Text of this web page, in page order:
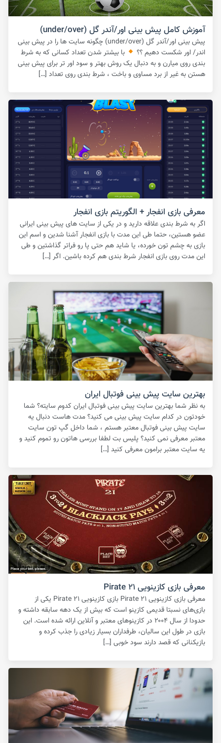
آموزش کامل پیش بینی اور/آندر گل (under/over)
پیش بینی اور/آندر گل (under/over) چگونه سایت ها را در پیش بینی
اندر/ اور شکست دهیم ؟؟
با بیشتر شدن تعداد کسانی که به شرط
بندی روی میارن و به دنبال یک روش بهتر و سود اور تر برای پیش بینی
هستن به غیر از برد مساوی و باخت ، شرط بندی روی تعداد […]
معرفی بازی انفجار + الگوریتم بازی انفجار
اگر به شرط بندی علاقه دارید و در یکی از سایت های پیش بینی ایرانی
عضو هستین، حتما طی این مدت با بازی انفجار آشنا شدین و اسم این
بازی به چشم تون خورده، یا شاید هم حتی پا رو فراتر گذاشتین و طی
این مدت روی بازی انفجار شرط بندی هم کرده باشین. اگر […]
بهترین سایت پیش بینی فوتبال ایران
به نظر شما بهترین سایت پیش بینی فوتبال ایران کدوم سایته؟ شما
خودتون در کدام سایت پیش بینی می کنید؟ مدت هاست دنبال یه
سایت پیش بینی فوتبال معتبر هستم ، شما داخل گپ تون سایت
معتبر معرفی نمی کنید؟ پلیس بت لطفا بررسی هاتون رو تموم کنید و
یه سایت معتبر برامون معرفی کنید […]
معرفی بازی کازینویی Pirate ۲۱
معرفی بازی کازینویی Pirate ۲۱ بازی کازینویی Pirate ۲۱ یکی از
بازی‌های نسبتا قدیمی کازینو است که بیش از یک دهه سابقه داشته و
حدودا از سال ۲۰۰۴ در کازینوهای معتبر و آنلاین ارائه شده است. این
بازی در طول این سالیان، طرفداران بسیار زیادی را جذب کرده و
بازیکنانی که قصد دارند سود خوبی […]